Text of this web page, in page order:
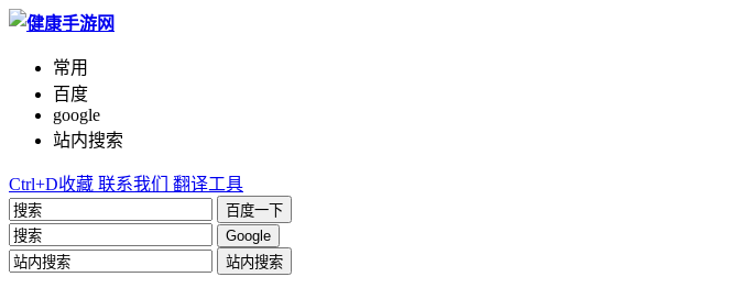
常用
百度
google
站内搜索
Ctrl+D收藏 联系我们 翻译工具
百度一下
Google
站内搜索